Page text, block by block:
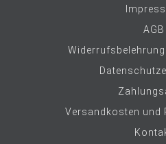
AGB
Versandkosten und